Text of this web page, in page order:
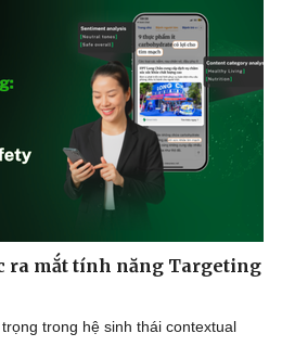
ra mắt tính năng Targeting
trong hệ sinh thái contextual